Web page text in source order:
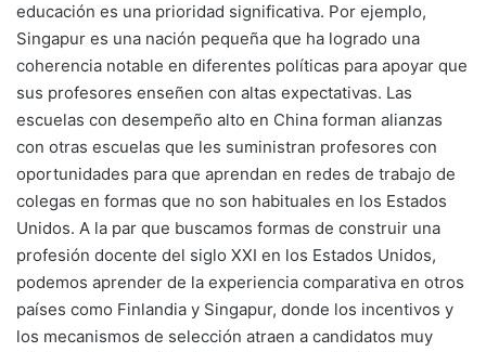
educación es una prioridad significativa. Por ejemplo,
Singapur es una nación pequeña que ha logrado una
coherencia notable en diferentes políticas para apoyar que
sus profesores enseñen con altas expectativas. Las
escuelas con desempeño alto en China forman alianzas
con otras escuelas que les suministran profesores con
oportunidades para que aprendan en redes de trabajo de
colegas en formas que no son habituales en los Estados
Unidos. A la par que buscamos formas de construir una
profesión docente del siglo XXI en los Estados Unidos,
podemos aprender de la experiencia comparativa en otros
países como Finlandia y Singapur, donde los incentivos y
los mecanismos de selección atraen a candidatos muy